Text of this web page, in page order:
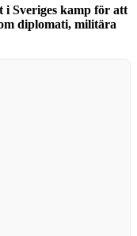
i Sveriges kamp för att
diplomati, militära